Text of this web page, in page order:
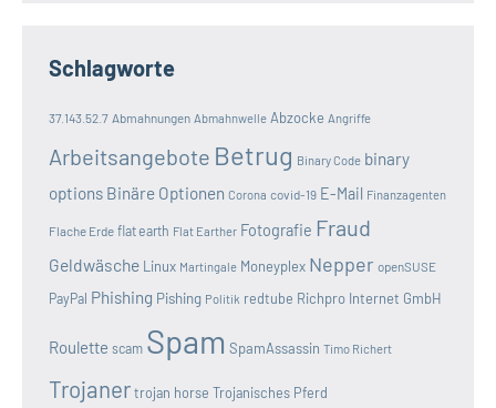
Schlagworte
37.143.52.7 Abmahnungen Abmahnwelle Abzocke Angriffe
Arbeitsangebote Betrug Binary Code binary
options Binäre Optionen Corona covid-19 E-Mail Finanzagenten
Flache Erde flat earth Flat Earther Fotografie Fraud
Geldwäsche Linux Martingale Moneyplex Nepper openSUSE
PayPal Phishing Pishing Politik redtube Richpro Internet GmbH
Roulette scam Spam SpamAssassin Timo Richert
Trojanertrojan horse Trojanisches Pferd